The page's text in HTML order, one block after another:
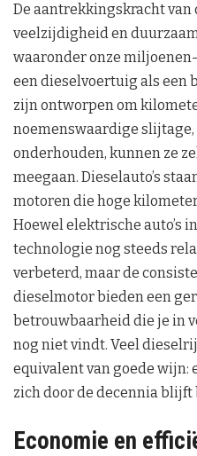
De aantrekkingskracht
veelzijdigheid en
waaronder onze
een dieselvoertuig als een
zijn ontworpen om
noemenswaardige slijtage,
onderhouden, kunnen ze
meegaan. Dieselauto’s
motoren die hoge
Hoewel elektrische auto’s
technologie nog steeds
verbeterd, maar de
dieselmotor bieden een
betrouwbaarheid die je in
nog niet vindt. Veel
equivalent van goede wijn:
zich door de decennia blijft
Economie en